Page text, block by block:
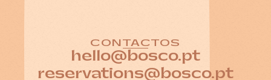
CONTACTOS
hello@bosco.pt
reservations@bosco.pt